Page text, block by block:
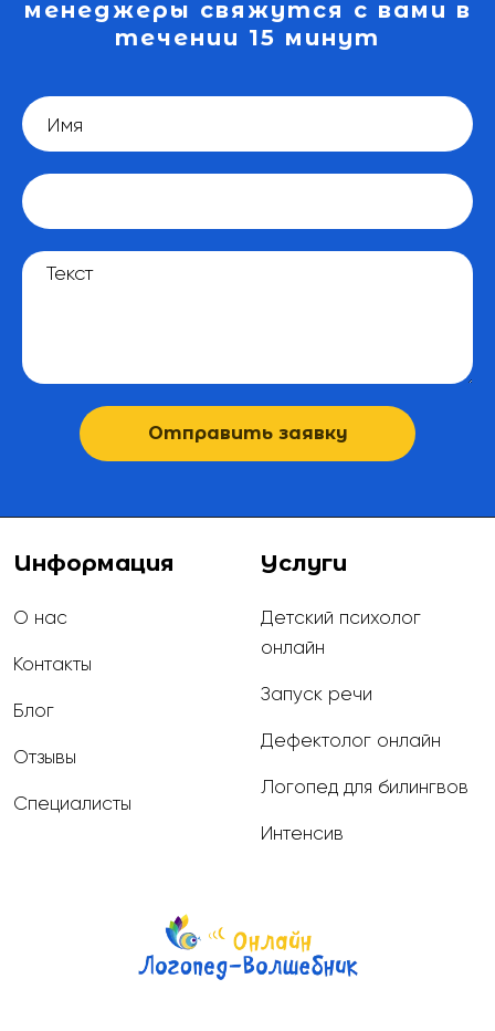
менеджеры свяжутся с вами в
течении 15 минут
Отправить заявку
Информация
О нас
Контакты
Блог
Отзывы
Специалисты
Услуги
Детский психолог
онлайн
Запуск речи
Дефектолог онлайн
Логопед для билингвов
Интенсив